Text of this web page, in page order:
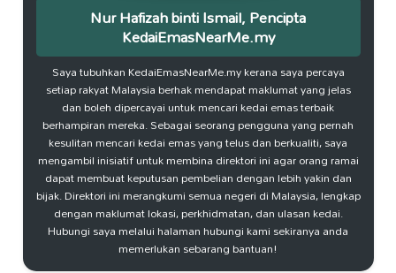
Nur Hafizah binti Ismail, Pencipta
KedaiEmasNearMe.my
Saya tubuhkan KedaiEmasNearMe.my kerana saya percaya
setiap rakyat Malaysia berhak mendapat maklumat yang jelas
dan boleh dipercayai untuk mencari kedai emas terbaik
berhampiran mereka. Sebagai seorang pengguna yang pernah
kesulitan mencari kedai emas yang telus dan berkualiti, saya
mengambil inisiatif untuk membina direktori ini agar orang ramai
dapat membuat keputusan pembelian dengan lebih yakin dan
bijak. Direktori ini merangkumi semua negeri di Malaysia, lengkap
dengan maklumat lokasi, perkhidmatan, dan ulasan kedai.
Hubungi saya melalui halaman hubungi kami sekiranya anda
memerlukan sebarang bantuan!